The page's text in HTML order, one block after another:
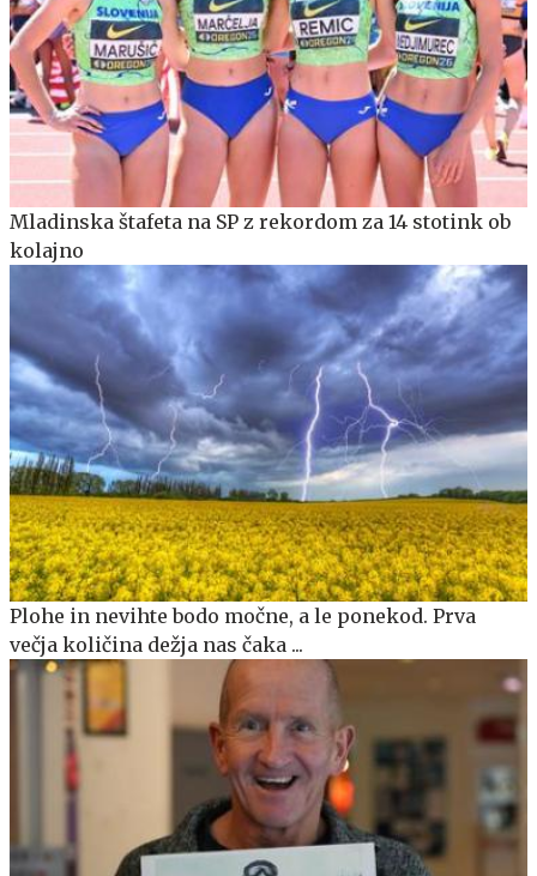
Mladinska štafeta na SP z rekordom za 14 stotink ob
kolajno
Plohe in nevihte bodo močne, a le ponekod. Prva
večja količina dežja nas čaka ...